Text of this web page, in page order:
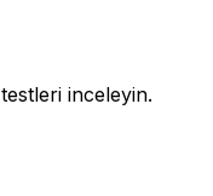
inceleyin.